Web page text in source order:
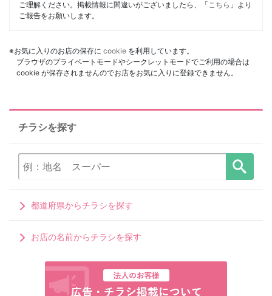
ご理解ください。掲載情報に間違いがございましたら、「 こちら 」より
ご報告をお願いします。
※お気に入りのお店の保存に cookie を利用しています。
ブラウザのプライベートモードやシークレットモードでご利用の場合は
cookie が保存されませんのでお店をお気に入りに登録できません。
チラシを探す
都道府県からチラシを探す
お店の名前からチラシを探す